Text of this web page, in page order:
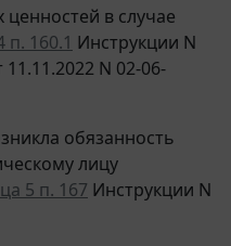
в случае
п. 160.1 Инструкции N
N 02-06-
обязанность
лицу
5 п. 167 Инструкции N